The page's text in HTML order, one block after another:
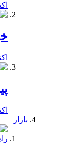
اکتبر
اکتبر
اکتبر
بازار